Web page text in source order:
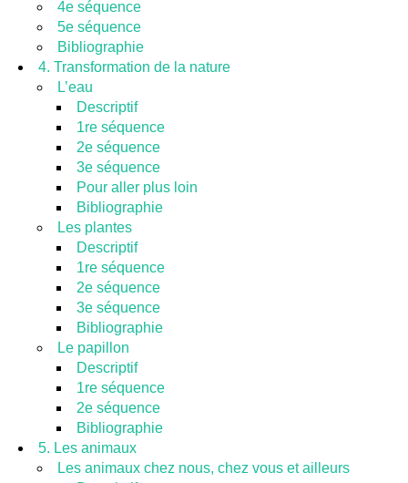
4e séquence
5e séquence
Bibliographie
4. Transformation de la nature
L’eau
Descriptif
1re séquence
2e séquence
3e séquence
Pour aller plus loin
Bibliographie
Les plantes
Descriptif
1re séquence
2e séquence
3e séquence
Bibliographie
Le papillon
Descriptif
1re séquence
2e séquence
Bibliographie
5. Les animaux
Les animaux chez nous, chez vous et ailleurs